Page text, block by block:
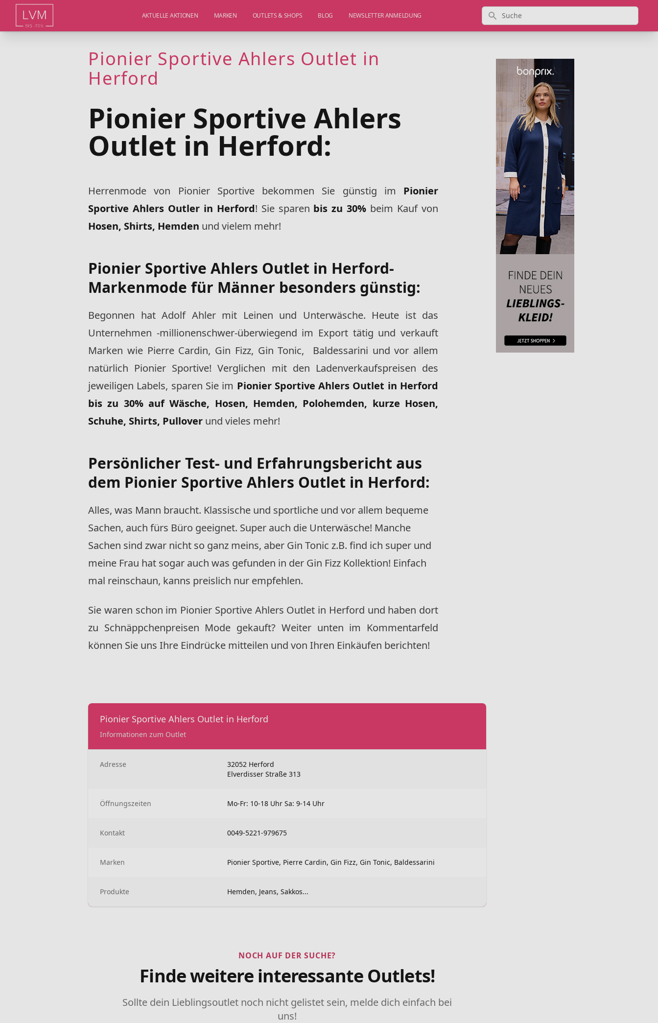
AKTUELLE AKTIONEN MARKEN OUTLETS & SHOPS BLOG NEWSLETTER ANMELDUNG Suche
Pionier Sportive Ahlers Outlet in
Herford
Pionier Sportive Ahlers
Outlet in Herford:
Herrenmode von Pionier Sportive bekommen Sie günstig im Pionier
Sportive Ahlers Outler in Herford! Sie sparen bis zu 30% beim Kauf von
Hosen, Shirts, Hemden und vielem mehr!
Pionier Sportive Ahlers Outlet in Herford-
Markenmode für Männer besonders günstig:
Begonnen hat Adolf Ahler mit Leinen und Unterwäsche. Heute ist das
Unternehmen -millionenschwer-überwiegend im Export tätig und verkauft
Marken wie Pierre Cardin, Gin Fizz, Gin Tonic, Baldessarini und vor allem
natürlich Pionier Sportive! Verglichen mit den Ladenverkaufspreisen des
jeweiligen Labels, sparen Sie im Pionier Sportive Ahlers Outlet in Herford
bis zu 30% auf Wäsche, Hosen, Hemden, Polohemden, kurze Hosen,
Schuhe, Shirts, Pullover und vieles mehr!
Persönlicher Test- und Erfahrungsbericht aus
dem Pionier Sportive Ahlers Outlet in Herford:
Alles, was Mann braucht. Klassische und sportliche und vor allem bequeme
Sachen, auch fürs Büro geeignet. Super auch die Unterwäsche! Manche
Sachen sind zwar nicht so ganz meins, aber Gin Tonic z.B. find ich super und
meine Frau hat sogar auch was gefunden in der Gin Fizz Kollektion! Einfach
mal reinschaun, kanns preislich nur empfehlen.
Sie waren schon im Pionier Sportive Ahlers Outlet in Herford und haben dort
zu Schnäppchenpreisen Mode gekauft? Weiter unten im Kommentarfeld
können Sie uns Ihre Eindrücke mitteilen und von Ihren Einkäufen berichten!
Pionier Sportive Ahlers Outlet in Herford
Informationen zum Outlet
Adresse
32052 Herford
Elverdisser Straße 313
Öffnungszeiten Mo-Fr: 10-18 Uhr Sa: 9-14 Uhr
Kontakt 0049-5221-979675
Marken Pionier Sportive, Pierre Cardin, Gin Fizz, Gin Tonic, Baldessarini
Produkte Hemden, Jeans, Sakkos...
NOCH AUF DER SUCHE?
Finde weitere interessante Outlets!
Sollte dein Lieblingsoutlet noch nicht gelistet sein, melde dich einfach bei
uns!